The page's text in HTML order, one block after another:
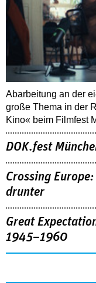
Abarbeitung an der
große Thema in der
Kino« beim Filmfest
DOK.fest
Crossing
drunter
Great
1945–1960